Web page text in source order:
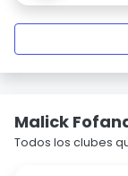
Malick
Todos los clubes